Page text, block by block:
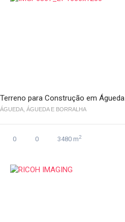
Terreno para Construção em Águeda
ÁGUEDA, ÁGUEDA E BORRALHA
0 0 3480 m2